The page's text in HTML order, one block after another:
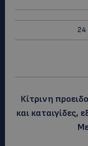
24
Κίτρινη
και καταιγίδες,